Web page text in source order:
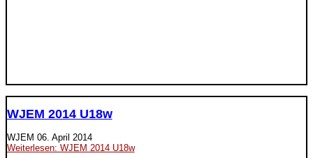
WJEM 2014 U18w
WJEM 06. April 2014
Weiterlesen: WJEM 2014 U18w